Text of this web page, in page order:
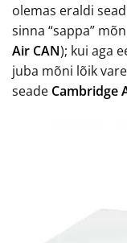
olemas eraldi
sinna “sappa”
Air CAN); kui aga
juba mõni lõik
seade Cambridge